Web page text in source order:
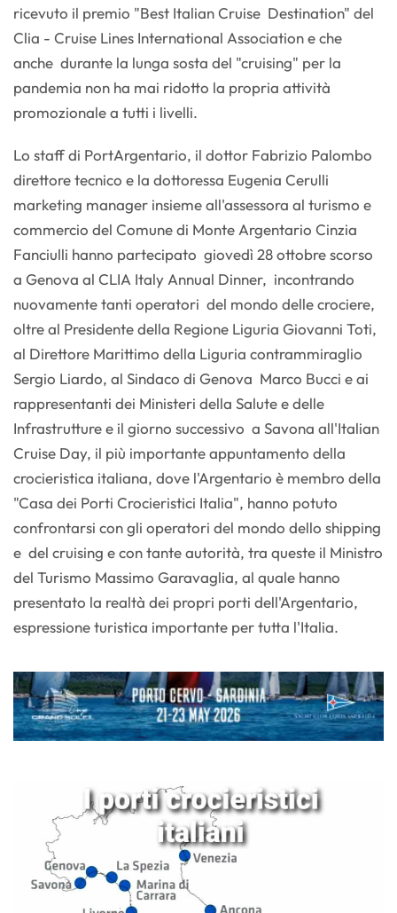
ricevuto il premio "Best Italian Cruise Destination" del
Clia - Cruise Lines International Association e che
anche durante la lunga sosta del "cruising" per la
pandemia non ha mai ridotto la propria attività
promozionale a tutti i livelli.
Lo staff di PortArgentario, il dottor Fabrizio Palombo
direttore tecnico e la dottoressa Eugenia Cerulli
marketing manager insieme all'assessora al turismo e
commercio del Comune di Monte Argentario Cinzia
Fanciulli hanno partecipato giovedì 28 ottobre scorso
a Genova al CLIA Italy Annual Dinner, incontrando
nuovamente tanti operatori del mondo delle crociere,
oltre al Presidente della Regione Liguria Giovanni Toti,
al Direttore Marittimo della Liguria contrammiraglio
Sergio Liardo, al Sindaco di Genova Marco Bucci e ai
rappresentanti dei Ministeri della Salute e delle
Infrastrutture e il giorno successivo a Savona all'Italian
Cruise Day, il più importante appuntamento della
crocieristica italiana, dove l'Argentario è membro della
"Casa dei Porti Crocieristici Italia", hanno potuto
confrontarsi con gli operatori del mondo dello shipping
e del cruising e con tante autorità, tra queste il Ministro
del Turismo Massimo Garavaglia, al quale hanno
presentato la realtà dei propri porti dell'Argentario,
espressione turistica importante per tutta l'Italia.